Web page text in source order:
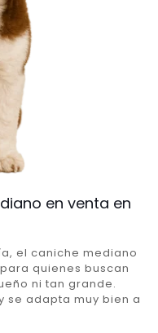
en venta en
el caniche mediano
quienes buscan
ni tan grande.
se adapta muy bien a